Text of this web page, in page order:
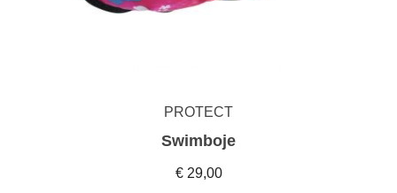
PROTECT
Swimboje
€ 29,00